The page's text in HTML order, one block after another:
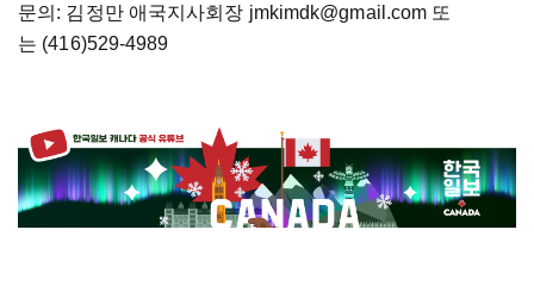
문의: 김정만 애국지사회장 jmkimdk@gmail.com 또
는 (416)529-4989